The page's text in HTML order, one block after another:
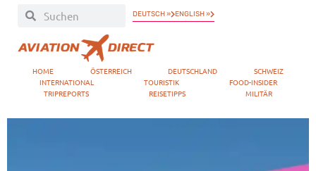
DEUTSCH » ENGLISH »
HOME ÖSTERREICH DEUTSCHLAND
SCHWEIZ
INTERNATIONAL
TOURISTIK
FOOD-INSIDER
TRIPREPORTS
REISETIPPS MILITÄR